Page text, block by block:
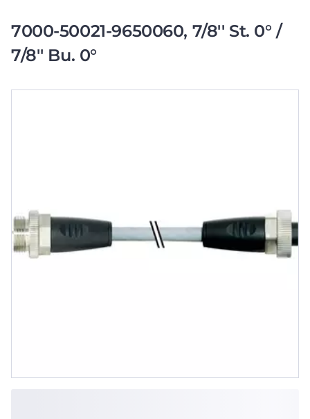
7000-50021-9650060, 7/8'' St. 0° /
7/8'' Bu. 0°